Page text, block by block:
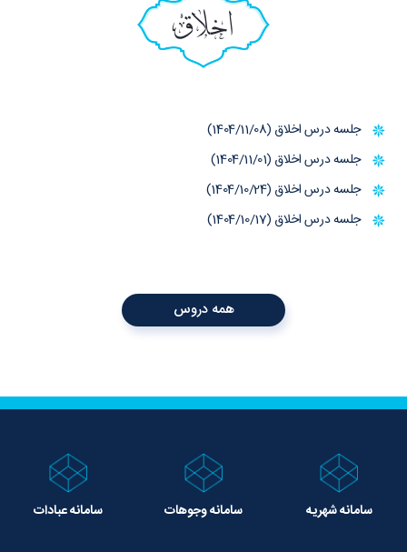
اخلاق
جلسه درس اخلاق (1404/11/08)
جلسه درس اخلاق (1404/11/01)
جلسه درس اخلاق (1404/10/24)
جلسه درس اخلاق (1404/10/17)
همه دروس
سامانه شهریه سامانه وجوهات سامانه عبادات